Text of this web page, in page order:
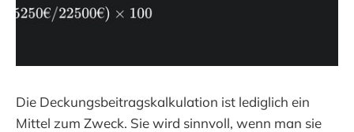
Die Deckungsbeitragskalkulation ist lediglich ein
Mittel zum Zweck. Sie wird sinnvoll, wenn man sie